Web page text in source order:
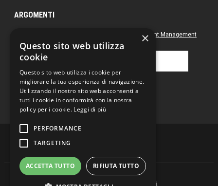
ARGOMENTI
Document Management
Green Postal & Mail Printing
Ricerca
Copyright © 2026 DD magazine. Tutti i Diritti Riservati.
×
Questo sito web utilizza
cookie
Questo sito web utilizza i cookie per
migliorare la tua esperienza di navigazione.
Utilizzando il nostro sito web acconsenti a
tutti i cookie in conformità con la nostra
policy per i cookie. Leggi di più
PERFORMANCE
TARGETING
ACCETTA TUTTO RIFIUTA TUTTO